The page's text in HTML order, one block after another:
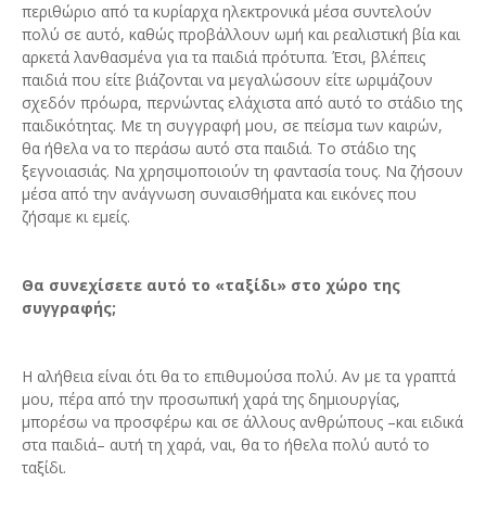
περιθώριο από τα κυρίαρχα ηλεκτρονικά μέσα συντελούν
πολύ σε αυτό, καθώς προβάλλουν ωμή και ρεαλιστική βία και
αρκετά λανθασμένα για τα παιδιά πρότυπα. Έτσι, βλέπεις
παιδιά που είτε βιάζονται να μεγαλώσουν είτε ωριμάζουν
σχεδόν πρόωρα, περνώντας ελάχιστα από αυτό το στάδιο της
παιδικότητας. Με τη συγγραφή μου, σε πείσμα των καιρών,
θα ήθελα να το περάσω αυτό στα παιδιά. Το στάδιο της
ξεγνοιασιάς. Να χρησιμοποιούν τη φαντασία τους. Να ζήσουν
μέσα από την ανάγνωση συναισθήματα και εικόνες που
ζήσαμε κι εμείς.
Θα συνεχίσετε αυτό το «ταξίδι» στο χώρο της
συγγραφής;
Η αλήθεια είναι ότι θα το επιθυμούσα πολύ. Αν με τα γραπτά
μου, πέρα από την προσωπική χαρά της δημιουργίας,
μπορέσω να προσφέρω και σε άλλους ανθρώπους –και ειδικά
στα παιδιά– αυτή τη χαρά, ναι, θα το ήθελα πολύ αυτό το
ταξίδι.